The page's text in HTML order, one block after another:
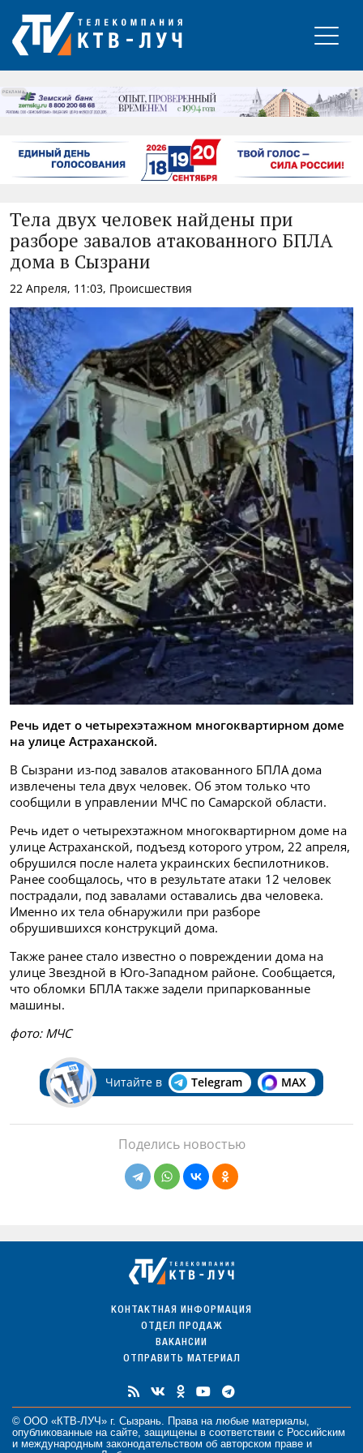
РЕКЛАМА
Тела двух человек найдены при
разборе завалов атакованного БПЛА
дома в Сызрани
22 Апреля, 11:03, Происшествия
Речь идет о четырехэтажном многоквартирном доме
на улице Астраханской.
В Сызрани из-под завалов атакованного БПЛА дома
извлечены тела двух человек. Об этом только что
сообщили в управлении МЧС по Самарской области.
Речь идет о четырехэтажном многоквартирном доме на
улице Астраханской, подъезд которого утром, 22 апреля,
обрушился после налета украинских беспилотников.
Ранее сообщалось, что в результате атаки 12 человек
пострадали, под завалами оставались два человека.
Именно их тела обнаружили при разборе
обрушившихся конструкций дома.
Также ранее стало известно о повреждении дома на
улице Звездной в Юго-Западном районе. Сообщается,
что обломки БПЛА также задели припаркованные
машины.
фото: МЧС
Читайте в Telegram MAX
Поделись новостью
КОНТАКТНАЯ ИНФОРМАЦИЯ
ОТДЕЛ ПРОДАЖ
ВАКАНСИИ
ОТПРАВИТЬ МАТЕРИАЛ
© ООО «КТВ-ЛУЧ» г. Сызрань. Права на любые материалы,
опубликованные на сайте, защищены в соответствии с Российским
и международным законодательством об авторском праве и